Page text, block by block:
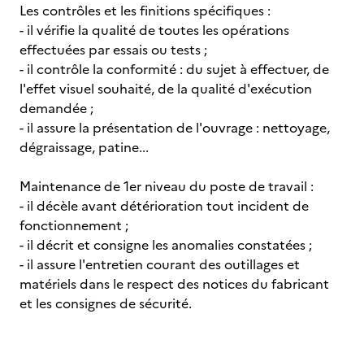
Les contrôles et les finitions spécifiques :
- il vérifie la qualité de toutes les opérations
effectuées par essais ou tests ;
- il contrôle la conformité : du sujet à effectuer, de
l'effet visuel souhaité, de la qualité d'exécution
demandée ;
- il assure la présentation de l'ouvrage : nettoyage,
dégraissage, patine...
Maintenance de 1er niveau du poste de travail :
- il décèle avant détérioration tout incident de
fonctionnement ;
- il décrit et consigne les anomalies constatées ;
- il assure l'entretien courant des outillages et
matériels dans le respect des notices du fabricant
et les consignes de sécurité.